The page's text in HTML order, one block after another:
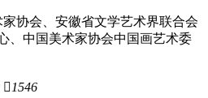
家协会、安徽省文学艺术界联合会
、中国美术家协会中国画艺术委
 1546